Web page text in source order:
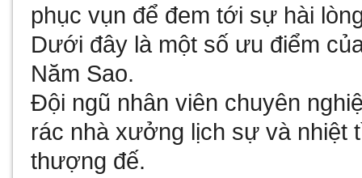
phục vụn để đem tới sự hài
Dưới đây là một số ưu điểm
Năm Sao.
Đội ngũ nhân viên chuyên
rác nhà xưởng lịch sự và nhiệt
thượng đế.